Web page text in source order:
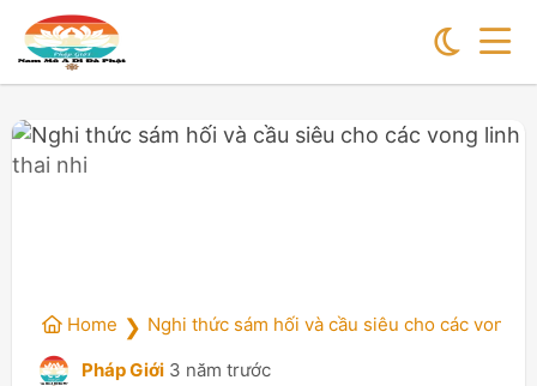
Home ❯ Nghi thức sám hối và cầu siêu cho các vong
Pháp Giới 3 năm trước